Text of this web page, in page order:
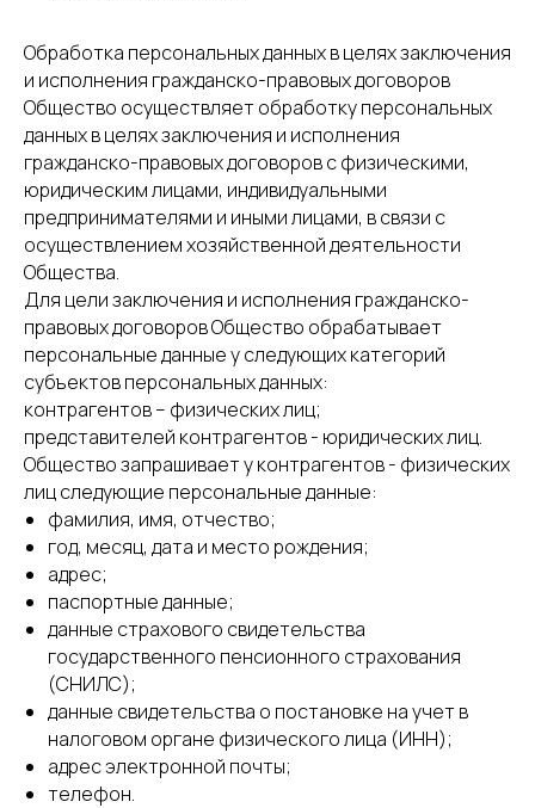
Обработка персональных данных в целях заключения
и исполнения гражданско-правовых договоров
Общество осуществляет обработку персональных
данных в целях заключения и исполнения
гражданско-правовых договоров с физическими,
юридическим лицами, индивидуальными
предпринимателями и иными лицами, в связи с
осуществлением хозяйственной деятельности
Общества.
Для цели заключения и исполнения гражданско-
правовых договоров Общество обрабатывает
персональные данные у следующих категорий
субъектов персональных данных:
контрагентов – физических лиц;
представителей контрагентов - юридических лиц.
Общество запрашивает у контрагентов - физических
лиц следующие персональные данные:
фамилия, имя, отчество;
год, месяц, дата и место рождения;
адрес;
паспортные данные;
данные страхового свидетельства
государственного пенсионного страхования
(СНИЛС);
данные свидетельства о постановке на учет в
налоговом органе физического лица (ИНН);
адрес электронной почты;
телефон.